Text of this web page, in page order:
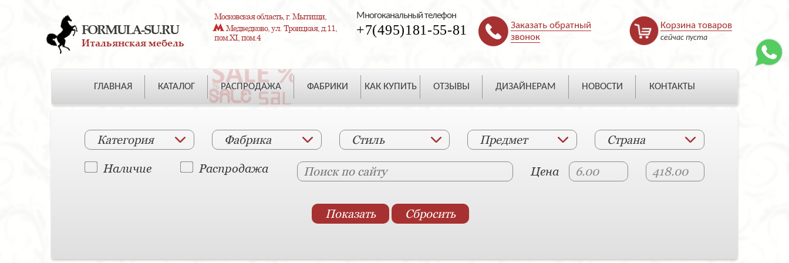
FORMULA-SU.RU
Итальянская мебель
Московская область, г. Мытищи,
Медведково, ул. Троицкая, д.11,
пом.XI, пом.4
Многоканальный телефон
+7(495)181-55-81
Заказать обратный
звонок
Корзина товаров
сейчас пуста
ГЛАВНАЯ КАТАЛОГ РАСПРОДАЖА ФАБРИКИ КАК КУПИТЬ ОТЗЫВЫ ДИЗАЙНЕРАМ НОВОСТИ КОНТАКТЫ
Категория Фабрика Стиль Предмет Страна
Наличие Распродажа Цена